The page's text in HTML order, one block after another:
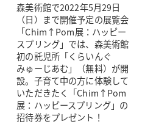
森美術館で2022年5月29日
（日）まで開催予定の展覧会
「Chim↑Pom展：ハッピー
スプリング」では、森美術館
初の託児所「くらいんぐ
みゅーじあむ」（無料）が開
設。子育て中の方に体験して
いただきたく「Chim↑Pom
展：ハッピースプリング」の
招待券をプレゼント！